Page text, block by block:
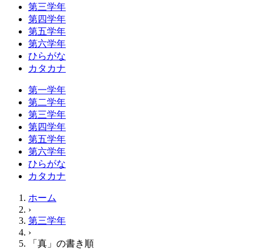
第三学年
第四学年
第五学年
第六学年
ひらがな
カタカナ
第一学年
第二学年
第三学年
第四学年
第五学年
第六学年
ひらがな
カタカナ
ホーム
›
第三学年
›
「真」の書き順